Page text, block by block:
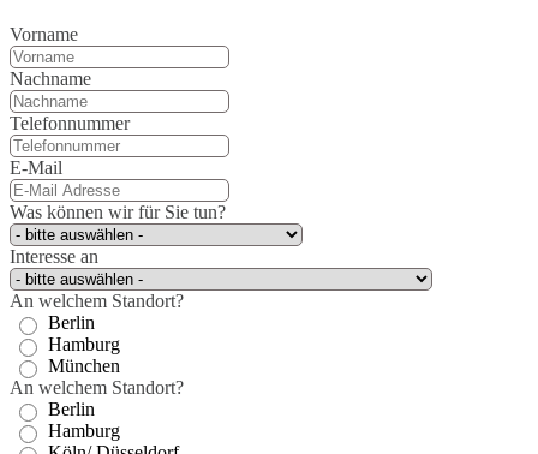
Vorname
Nachname
Telefonnummer
E-Mail
Was können wir für Sie tun?
Interesse an
An welchem Standort?
Berlin
Hamburg
München
An welchem Standort?
Berlin
Hamburg